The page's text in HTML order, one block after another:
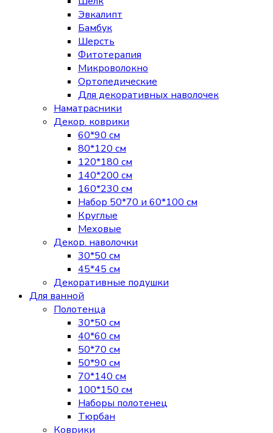
Эвкалипт
Бамбук
Шерсть
Фитотерапия
Микроволокно
Ортопедические
Для декоративных наволочек
Наматрасники
Декор. коврики
60*90 см
80*120 см
120*180 см
140*200 см
160*230 см
Набор 50*70 и 60*100 см
Круглые
Меховые
Декор. наволочки
30*50 см
45*45 см
Декоративные подушки
Для ванной
Полотенца
30*50 см
40*60 см
50*70 см
50*90 см
70*140 см
100*150 см
Наборы полотенец
Тюрбан
Коврики